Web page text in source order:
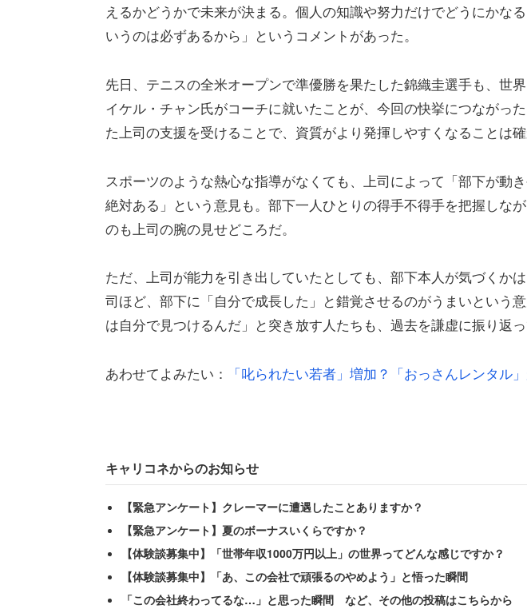
えるかどうかで未来が決まる。個人の知識や努力だけでどうにかな
いうのは必ずあるから」というコメントがあった。
先日、テニスの全米オープンで準優勝を果たした錦織圭選手も、世
イケル・チャン氏がコーチに就いたことが、今回の快挙につながっ
た上司の支援を受けることで、資質がより発揮しやすくなることは確
スポーツのような熱心な指導がなくても、上司によって「部下が動
絶対ある」という意見も。部下一人ひとりの得手不得手を把握しな
のも上司の腕の見せどころだ。
ただ、上司が能力を引き出していたとしても、部下本人が気づくか
司ほど、部下に「自分で成長した」と錯覚させるのがうまいという
は自分で見つけるんだ」と突き放す人たちも、過去を謙虚に振り返っ
あわせてよみたい： 「叱られたい若者」増加？「おっさんレンタル
キャリコネからのお知らせ
【緊急アンケート】クレーマーに遭遇したことありますか？
【緊急アンケート】夏のボーナスいくらですか？
【体験談募集中】「世帯年収1000万円以上」の世界ってどんな感じですか？
【体験談募集中】「あ、この会社で頑張るのやめよう」と悟った瞬間
「この会社終わってるな…」と思った瞬間 など、その他の投稿はこちらから